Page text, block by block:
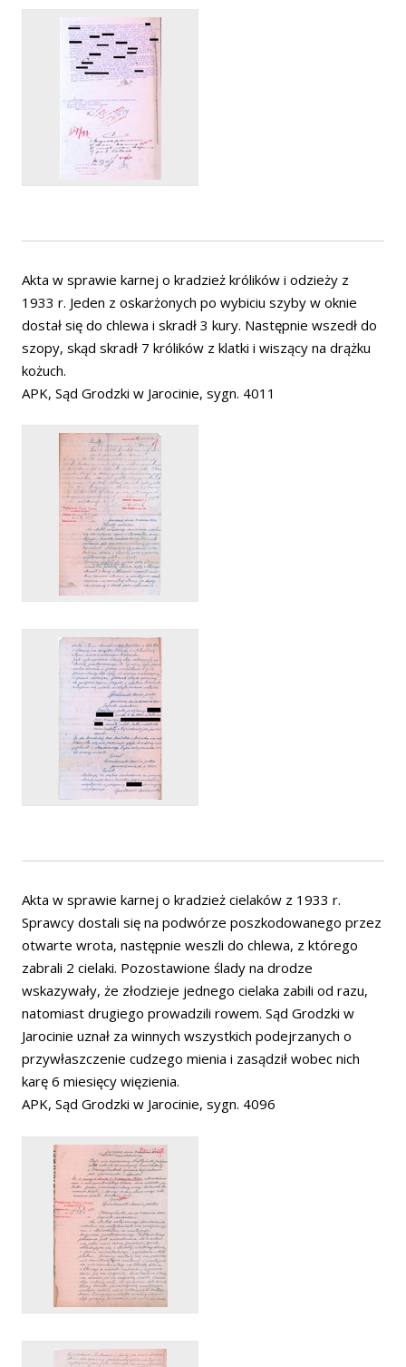
Akta w sprawie karnej o kradzież królików i odzieży z
1933 r. Jeden z oskarżonych po wybiciu szyby w oknie
dostał się do chlewa i skradł 3 kury. Następnie wszedł do
szopy, skąd skradł 7 królików z klatki i wiszący na drążku
kożuch.
APK, Sąd Grodzki w Jarocinie, sygn. 4011
Akta w sprawie karnej o kradzież cielaków z 1933 r.
Sprawcy dostali się na podwórze poszkodowanego przez
otwarte wrota, następnie weszli do chlewa, z którego
zabrali 2 cielaki. Pozostawione ślady na drodze
wskazywały, że złodzieje jednego cielaka zabili od razu,
natomiast drugiego prowadzili rowem. Sąd Grodzki w
Jarocinie uznał za winnych wszystkich podejrzanych o
przywłaszczenie cudzego mienia i zasądził wobec nich
karę 6 miesięcy więzienia.
APK, Sąd Grodzki w Jarocinie, sygn. 4096